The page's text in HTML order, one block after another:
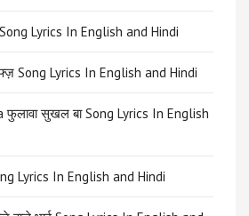
Lyrics In English and Hindi
Song Lyrics In English and Hindi
सुखल बा Song Lyrics In English
Lyrics In English and Hindi